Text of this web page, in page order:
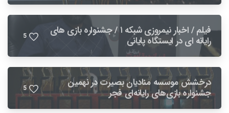
فیلم / اخبار نیمروزی شبکه ۱ / جشنواره بازی های
رایانه ای در ایستگاه پایانی 5
درخشش موسسه منادیان بصیرت در نهمین
جشنواره بازی‌های رایانه‌ای فجر 5